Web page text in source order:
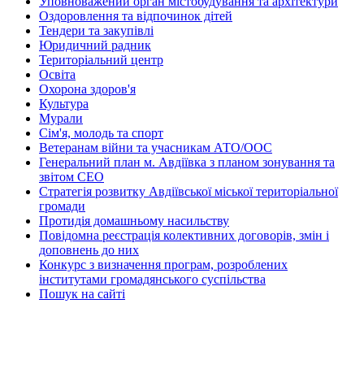
Оздоровлення та відпочинок дітей
Тендери та закупівлі
Юридичний радник
Територіальний центр
Освіта
Охорона здоров'я
Культура
Мурали
Сім'я, молодь та спорт
Ветеранам війни та учасникам АТО/ООС
Генеральний план м. Авдіївка з планом зонування та
звітом СЕО
Стратегія розвитку Авдіївської міської територіальної
громади
Протидія домашньому насильству
Повідомна реєстрація колективних договорів, змін і
доповнень до них
Конкурс з визначення програм, розроблених
інститутами громадянського суспільства
Пошук на сайті